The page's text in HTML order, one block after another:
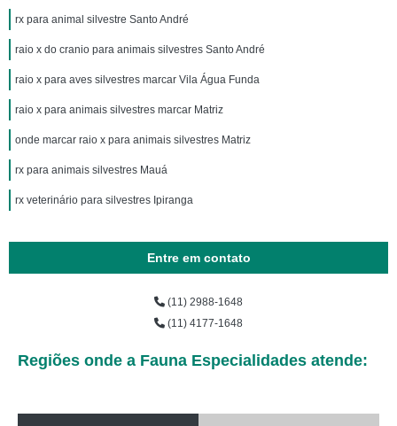
rx para animal silvestre Santo André
raio x do cranio para animais silvestres Santo André
raio x para aves silvestres marcar Vila Água Funda
raio x para animais silvestres marcar Matriz
onde marcar raio x para animais silvestres Matriz
rx para animais silvestres Mauá
rx veterinário para silvestres Ipiranga
Entre em contato
(11) 2988-1648
(11) 4177-1648
Regiões onde a Fauna Especialidades atende: